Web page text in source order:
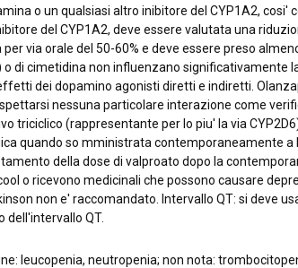
o un qualsiasi altro inibitore del CYP1A2,
del CYP1A2, deve essere valutata una
via orale del 50-60% e deve essere preso
di cimetidina non influenzano
dei dopamino agonisti diretti e indiretti.
nessuna particolare interazione come
(rappresentante per lo piu' la via
quando so mministrata contemporaneamente
della dose di valproato dopo la
o ricevono medicinali che possono causare
non e' raccomandato. Intervallo QT: si deve
QT.
leucopenia, neutropenia; non nota: